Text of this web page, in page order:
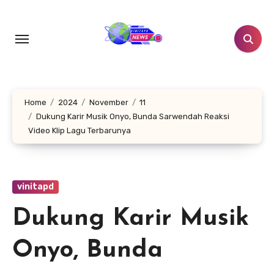
konten
Home 2024 November
11
Dukung Karir Musik Onyo, Bunda Sarwendah Reaksi
Video Klip Lagu Terbarunya
vinitapd
Dukung Karir Musik
Onyo, Bunda